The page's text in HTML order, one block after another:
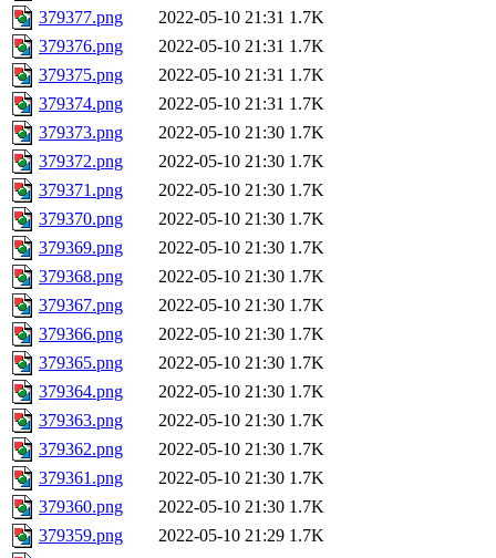
379377.png
2022-05-10 21:31 1.7K
379376.png
2022-05-10 21:31 1.7K
379375.png
2022-05-10 21:31 1.7K
379374.png
2022-05-10 21:31 1.7K
379373.png
2022-05-10 21:30 1.7K
379372.png
2022-05-10 21:30 1.7K
379371.png
2022-05-10 21:30 1.7K
379370.png
2022-05-10 21:30 1.7K
379369.png
2022-05-10 21:30 1.7K
379368.png
2022-05-10 21:30 1.7K
379367.png
2022-05-10 21:30 1.7K
379366.png
2022-05-10 21:30 1.7K
379365.png
2022-05-10 21:30 1.7K
379364.png
2022-05-10 21:30 1.7K
379363.png
2022-05-10 21:30 1.7K
379362.png
2022-05-10 21:30 1.7K
379361.png
2022-05-10 21:30 1.7K
379360.png
2022-05-10 21:30 1.7K
379359.png
2022-05-10 21:29 1.7K